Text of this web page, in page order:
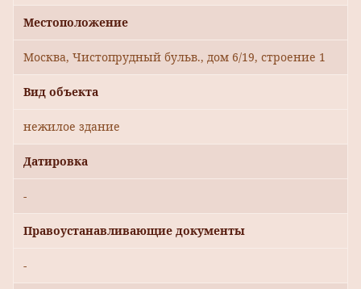
Местоположение
Москва, Чистопрудный бульв., дом 6/19, строение 1
Вид объекта
нежилое здание
Датировка
-
Правоустанавливающие документы
-